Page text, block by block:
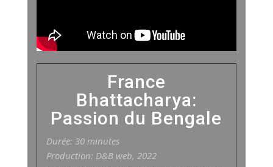
France
Bhattacharya:
Passion du Bengale
Durée: 30 minutes
Production: D&B web, 2022